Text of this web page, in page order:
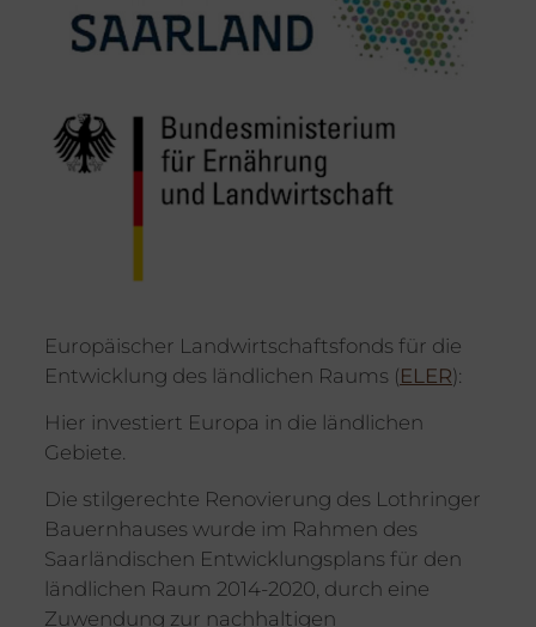
Europäischer Landwirtschaftsfonds für die
Entwicklung des ländlichen Raums (ELER):
Hier investiert Europa in die ländlichen
Gebiete.
Die stilgerechte Renovierung des Lothringer
Bauernhauses wurde im Rahmen des
Saarländischen Entwicklungsplans für den
ländlichen Raum 2014-2020, durch eine
Zuwendung zur nachhaltigen